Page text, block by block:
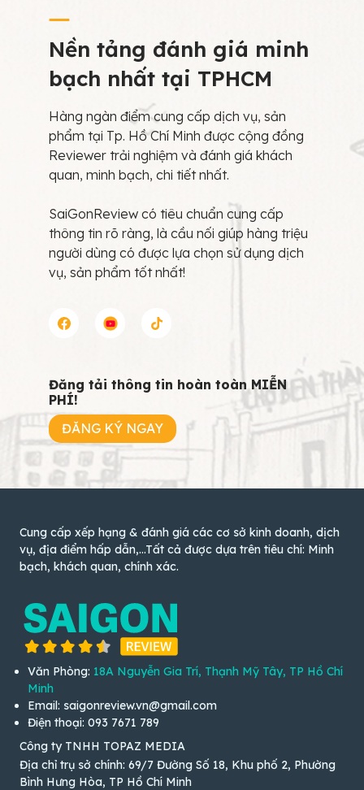
Nền tảng đánh giá minh
bạch nhất tại TPHCM
Hàng ngàn điểm cung cấp dịch vụ, sản
phẩm tại Tp. Hồ Chí Minh được cộng đồng
Reviewer trải nghiệm và đánh giá khách
quan, minh bạch, chi tiết nhất.
SaiGonReview có tiêu chuẩn cung cấp
thông tin rõ ràng, là cầu nối giúp hàng triệu
người dùng có được lựa chọn sử dụng dịch
vụ, sản phẩm tốt nhất!
Đăng tải thông tin hoàn toàn MIỄN
PHÍ!
ĐĂNG KÝ NGAY
Cung cấp xếp hạng & đánh giá các cơ sở kinh doanh, dịch
vụ, địa điểm hấp dẫn,...Tất cả được dựa trên tiêu chí: Minh
bạch, khách quan, chính xác.
Văn Phòng: 18A Nguyễn Gia Trí, Thạnh Mỹ Tây, TP Hồ Chí
Minh
Email: saigonreview.vn@gmail.com
Điện thoại: 093 7671 789
Công ty TNHH TOPAZ MEDIA
Địa chỉ trụ sở chính: 69/7 Đường Số 18, Khu phố 2, Phường
Bình Hưng Hòa, TP Hồ Chí Minh